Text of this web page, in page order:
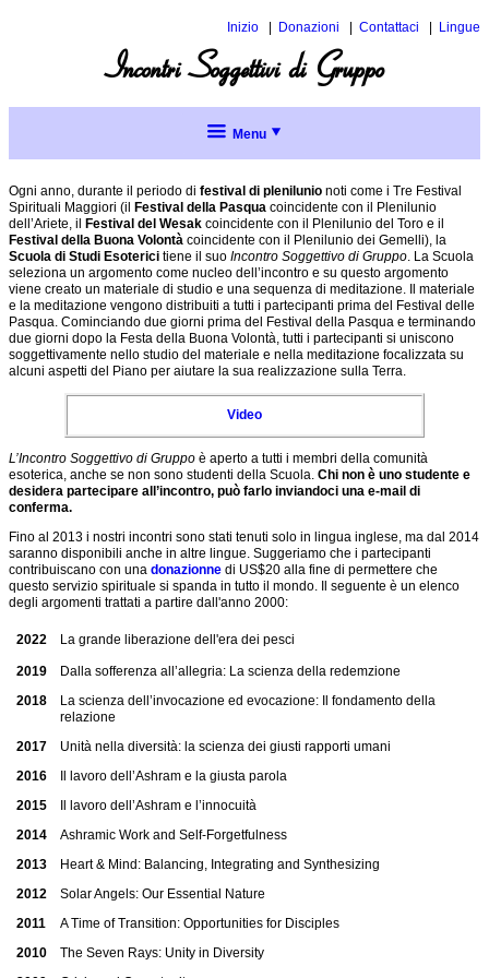
Inizio Donazioni Contattaci
Lingue
Incontri Soggettivi di Gruppo
Menu
siamo
Sulla
Scuola
Missione
e
storia
La
Scuola,
è
giusta
si
sostiene
il
lavoro?
Saggezza
Eterna
Introduzione
alla
Saggezza
Eterna
Perle
di
saggezza:
Concetti
avanzati
Formazione
Che
cosa
Esoterici?
Formazione
al
discepolato
Corsi
della
Scuola
Materiali
supplementari
Spunti
il
lavoro
esoterico
Richiesta
ammissione
Scuola
Servizio
Collaborazione
intergruppo
Grande
Invocazione
Incontri
Soggettivi
Gruppo
Meditazione
Plenilunio
Presentazioni
di
Alice
progetto
gruppo
Scuola
Relazioni
Consultive
Partecipazione
al
Gruppo
Scuola
Sequenza
settimanale
per
servizio
meditazione
Meditazioni
riflessive
Argomenti
attuali
per
la
di
per
eNews
della
Materiali
Articoli
Ringraziamenti
Biblioteca
Menu
completo
Argomenti
attuali
la
Articoli
sociale
cosa
gli
Studi
Esoterici?
intergruppo
Ogni anno, durante il periodo di festival di plenilunio noti come i Tre Festival
Spirituali Maggiori (il Festival della Pasqua coincidente con il Plenilunio
dell’Ariete, il Festival del Wesak coincidente con il Plenilunio del Toro e il
Festival della Buona Volontà coincidente con il Plenilunio dei Gemelli), la
Scuola di Studi Esoterici tiene il suo Incontro Soggettivo di Gruppo . La Scuola
seleziona un argomento come nucleo dell’incontro e su questo argomento
viene creato un materiale di studio e una sequenza di meditazione. Il materiale
e la meditazione vengono distribuiti a tutti i partecipanti prima del Festival delle
Pasqua. Cominciando due giorni prima del Festival della Pasqua e terminando
due giorni dopo la Festa della Buona Volontà, tutti i partecipanti si uniscono
soggettivamente nello studio del materiale e nella meditazione focalizzata su
alcuni aspetti del Piano per aiutare la sua realizzazione sulla Terra.
Video
L’Incontro Soggettivo di Gruppo è aperto a tutti i membri della comunità
esoterica, anche se non sono studenti della Scuola. Chi non è uno studente e
desidera partecipare all’incontro, può farlo inviandoci una e-mail di
conferma.
Fino al 2013 i nostri incontri sono stati tenuti solo in lingua inglese, ma dal 2014
saranno disponibili anche in altre lingue. Suggeriamo che i partecipanti
contribuiscano con una donazionne di US$20 alla fine di permettere che
questo servizio spirituale si spanda in tutto il mondo. Il seguente è un elenco
degli argomenti trattati a partire dall'anno 2000:
2022 La grande liberazione dell'era dei pesci
2019
Dalla sofferenza all’allegria: La scienza della redemzione
2018
La scienza dell’invocazione ed evocazione: Il fondamento della
relazione
2017
Unità nella diversità: la scienza dei giusti rapporti umani
2016
Il lavoro dell’Ashram e la giusta parola
2015
Il lavoro dell’Ashram e l’innocuità
2014
Ashramic Work and Self-Forgetfulness
2013
Heart & Mind: Balancing, Integrating and Synthesizing
2012
Solar Angels: Our Essential Nature
2011
A Time of Transition: Opportunities for Disciples
2010
The Seven Rays: Unity in Diversity